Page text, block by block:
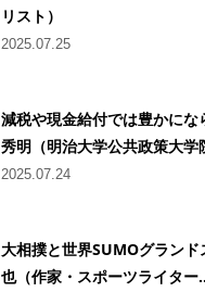
リスト）
2025.07.25
減税や現金給付では豊かにな
秀明（明治大学公共政策大学
2025.07.24
大相撲と世界SUMOグランド
也（作家・スポーツライター